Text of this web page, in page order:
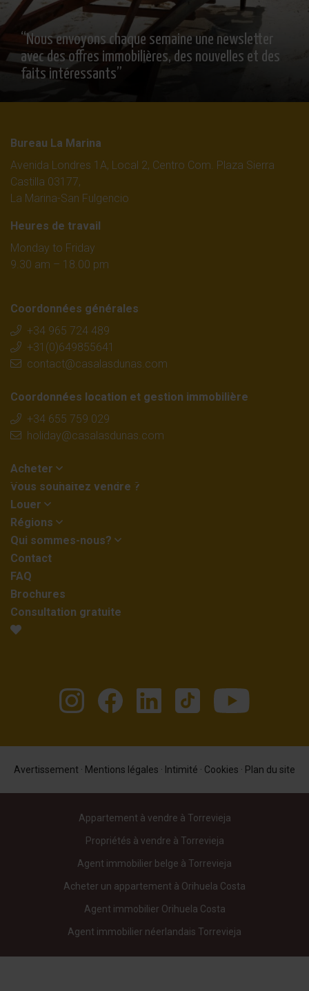
“Nous envoyons chaque semaine une newsletter
avec des offres immobilières, des nouvelles et des
faits intéressants”
Bureau La Marina
Avenida Londres 1A, Local 2, Centro Com. Plaza Sierra
Castilla 03177,
La Marina-San Fulgencio
Heures de travail
Monday to Friday
9.30 am – 18.00 pm
Coordonnées générales
+34 965 724 489
+31(0)649855641
contact@casalasdunas.com
Coordonnées location et gestion immobilière
+34 655 759 029
holiday@casalasdunas.com
Acheter
Vous souhaitez vendre ?
Louer
Régions
Qui sommes-nous?
Contact
FAQ
Brochures
Consultation gratuite
Avertissement · Mentions légales · Intimité · Cookies · Plan du site
Appartement à vendre à Torrevieja
Propriétés à vendre à Torrevieja
Agent immobilier belge à Torrevieja
Acheter un appartement à Orihuela Costa
Agent immobilier Orihuela Costa
Agent immobilier néerlandais Torrevieja